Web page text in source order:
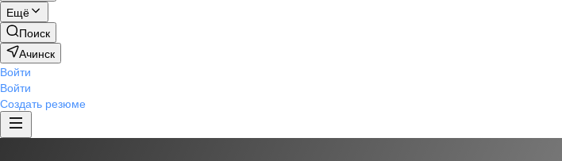
Ещё
Поиск
Ачинск
Войти
Войти
Создать резюме